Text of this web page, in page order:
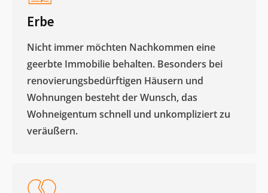
Erbe
Nicht immer möchten Nachkommen eine
geerbte Immobilie behalten. Besonders bei
renovierungsbedürftigen Häusern und
Wohnungen besteht der Wunsch, das
Wohneigentum schnell und unkompliziert zu
veräußern. ​